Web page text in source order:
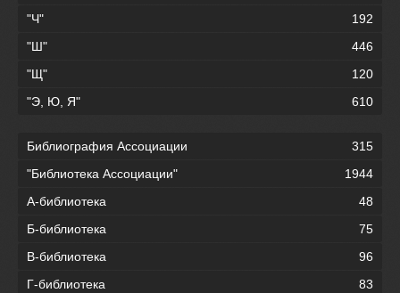
"Ч"
192
"Ш"
446
"Щ"
120
"Э, Ю, Я"
610
Библиография Ассоциации
315
"Библиотека Ассоциации"
1944
А-библиотека
48
Б-библиотека
75
В-библиотека
96
Г-библиотека
83